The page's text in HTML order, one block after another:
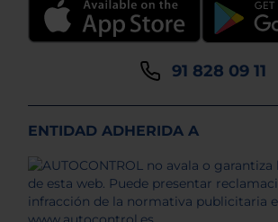
91 828 09 11
ENTIDAD ADHERIDA A